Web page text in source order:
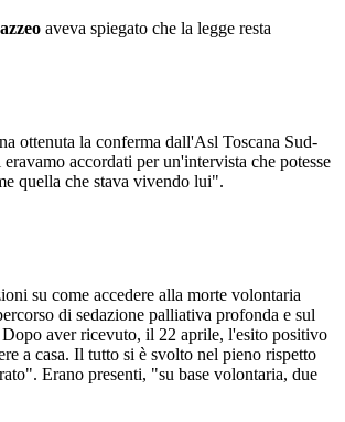
aveva spiegato che la legge resta
ottenuta la conferma dall'Asl Toscana Sud-
accordati per un'intervista che potesse
quella che stava vivendo lui".
su come accedere alla morte volontaria
di sedazione palliativa profonda e sul
aver ricevuto, il 22 aprile, l'esito positivo
a casa. Il tutto si è svolto nel pieno rispetto
Erano presenti, "su base volontaria, due